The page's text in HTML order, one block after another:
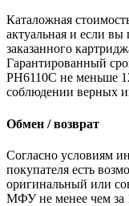
Каталожная
актуальная и если
заказанного
Гарантированный
PH6110C не меньше
соблюдении верных
Обмен / возврат
Согласно условиям
покупателя есть
оригинальный или
МФУ не менее чем за